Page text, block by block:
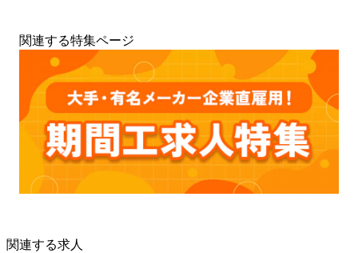
関連する特集ページ
関連する求人